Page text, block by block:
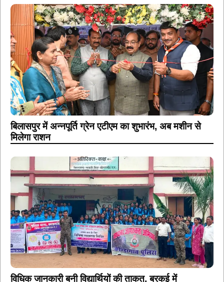
बिलासपुर में अन्नपूर्ति ग्रेन एटीएम का शुभारंभ, अब मशीन से
मिलेगा राशन
विधिक जानकारी बनी विद्यार्थियों की ताकत, बरकई में